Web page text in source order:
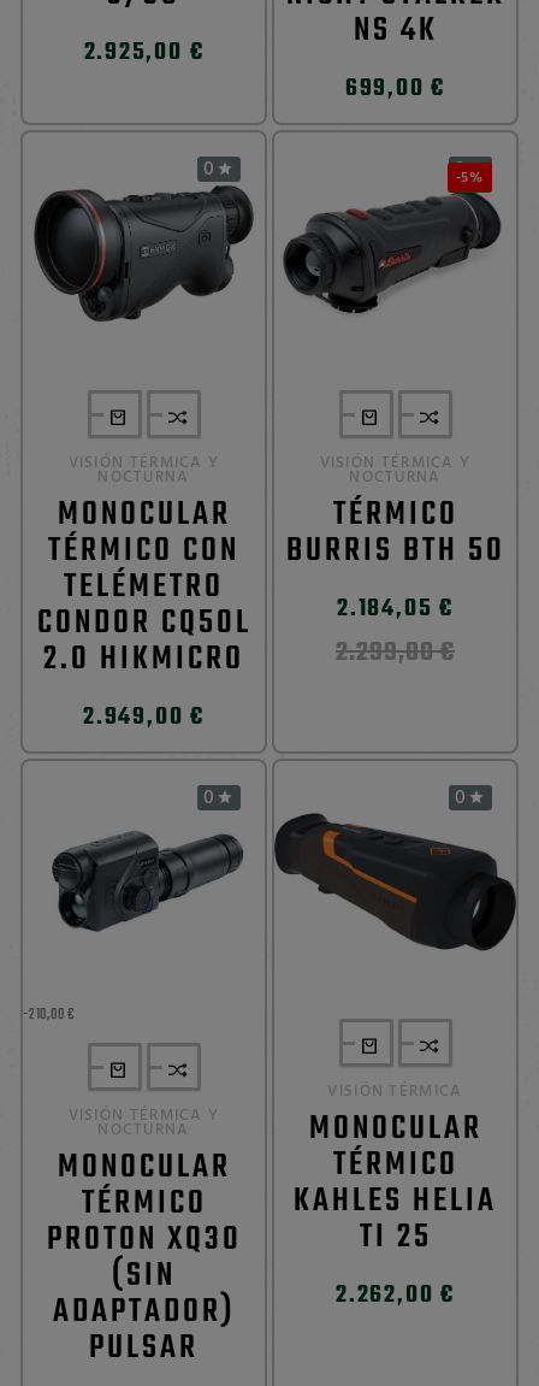
2.925,00 € NS 4K
699,00 €
0 
VISIÓN TÉRMICA Y
NOCTURNA
MONOCULAR
TÉRMICO CON
TELÉMETRO
CONDOR CQ50L
2.0 HIKMICRO
2.949,00 €
-5%
0 
VISIÓN TÉRMICA Y
NOCTURNA
TÉRMICO
BURRIS BTH 50
2.184,05 €
2.299,00 €
-210,00 €
0 
VISIÓN TÉRMICA Y
NOCTURNA
MONOCULAR
TÉRMICO
PROTON XQ30
(SIN
ADAPTADOR)
PULSAR
0 
VISIÓN TÉRMICA
MONOCULAR
TÉRMICO
KAHLES HELIA
TI 25
2.262,00 €